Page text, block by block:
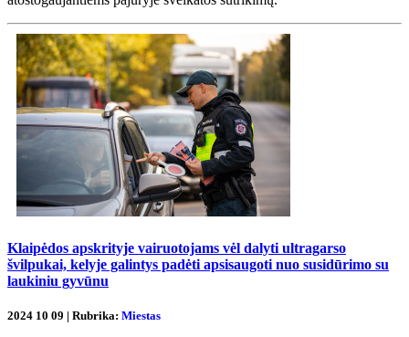
Klaipėdos apskrityje vairuotojams vėl dalyti ultragarso
švilpukai, kelyje galintys padėti apsisaugoti nuo susidūrimo su
laukiniu gyvūnu
2024 10 09 | Rubrika: Miestas